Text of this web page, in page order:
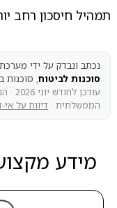
תמהיל חיסכון רחב
נכתב ונבדק על ידי
סוכנות לביטוח, סוכנות
הממשלתית · דיווח על אי-
מידע